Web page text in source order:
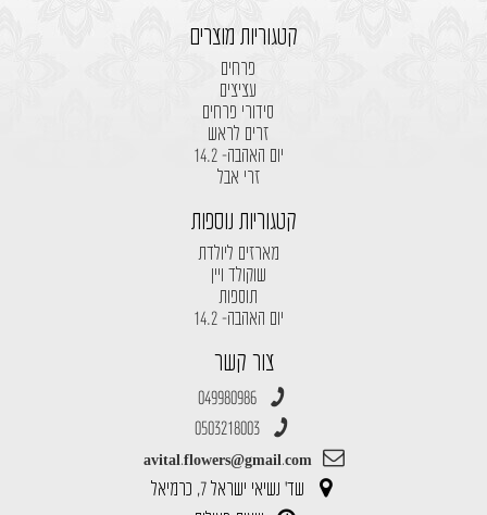
קטגוריות מוצרים
פרחים
עציצים
סידורי פרחים
זרים לראש
יום האהבה- 14.2
זרי אבל
קטגוריות נוספות
מארזים ליולדת
שוקולד ויין
תוספות
יום האהבה- 14.2
צור קשר
049980986
0503218003
avital.flowers@gmail.com
שד' נשיאי ישראל 7, כרמיאל